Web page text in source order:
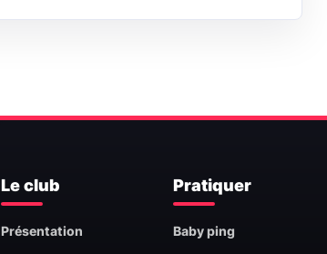
Le club
Présentation
Pratiquer
Baby ping